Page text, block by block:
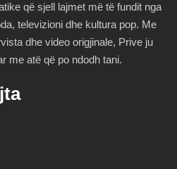
që sjell lajmet më të fundit nga
televizioni dhe kultura pop. Me
dhe video origjinale, Prive ju
me atë që po ndodh tani.